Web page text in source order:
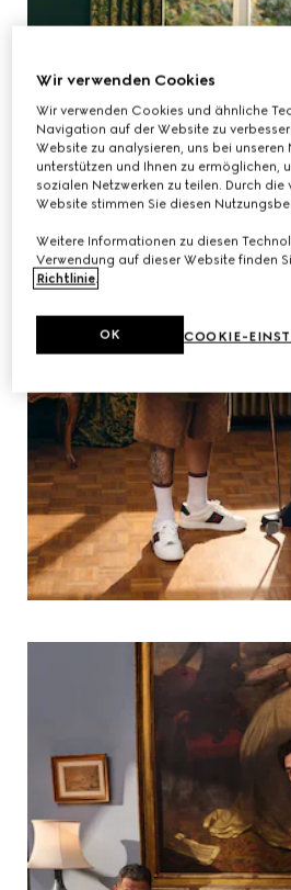
Wir verwenden Cookies
Wir verwenden Cookies und ähnliche
Navigation auf der Website zu
Website zu analysieren, uns bei
unterstützen und Ihnen zu ermöglichen,
sozialen Netzwerken zu teilen. Durch
Website stimmen Sie diesen
Weitere Informationen zu diesen
Verwendung auf dieser Website finden
Richtlinie.
COOKIE-
OK